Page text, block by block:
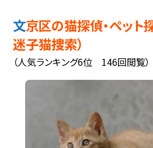
文京区の猫探偵・ペット探偵（迷い猫探し・
迷子猫捜索）
（人気ランキング6位 146回閲覧）